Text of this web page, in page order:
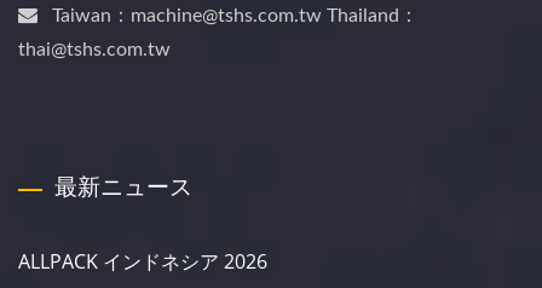
Taiwan：machine@tshs.com.tw Thailand：
thai@tshs.com.tw
最新ニュース
ALLPACK インドネシア 2026